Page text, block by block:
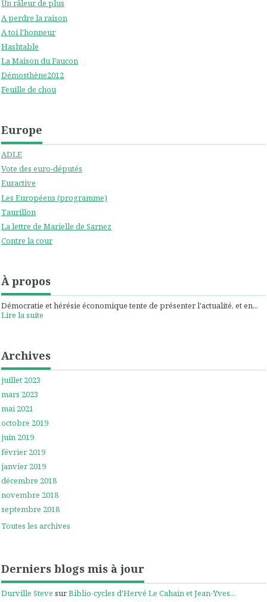
Un râleur de plus
A perdre la raison
A toi l'honneur
Hashtable
La Maison du Faucon
Démosthène2012
Feuille de chou
Europe
ADLE
Vote des euro-députés
Euractive
Les Européens (programme)
Taurillon
La lettre de Marielle de Sarnez
Contre la cour
À propos
Démocratie et hérésie économique tente de présenter l'actualité, et en...
Lire la suite
Archives
juillet 2023
mars 2023
mai 2021
octobre 2019
juin 2019
février 2019
janvier 2019
décembre 2018
novembre 2018
septembre 2018
Toutes les archives
Derniers blogs mis à jour
Durville Steve surBiblio-cycles d'Hervé Le Cahain et Jean-Yves...